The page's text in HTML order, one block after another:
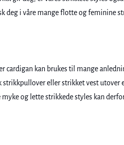
deg i våre mange flotte og feminine
kan brukes til mange
strikkpullover eller strikket vest utover
og lette strikkede styles kan